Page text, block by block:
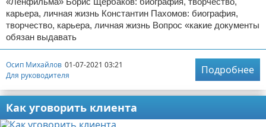
карьера, личная жизнь Константин Пахомов: биография,
творчество, карьера, личная жизнь Вопрос «какие документы
обязан выдавать
Осип Михайлов 01-07-2021 03:21
Для руководителя
Подробнее
Как уговорить клиента